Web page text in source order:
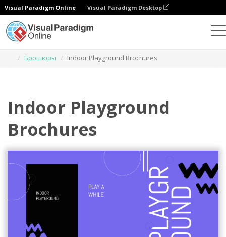
Visual Paradigm Online Visual Paradigm Desktop
Брошюры
Indoor Playground Brochures
Indoor Playground
Brochures